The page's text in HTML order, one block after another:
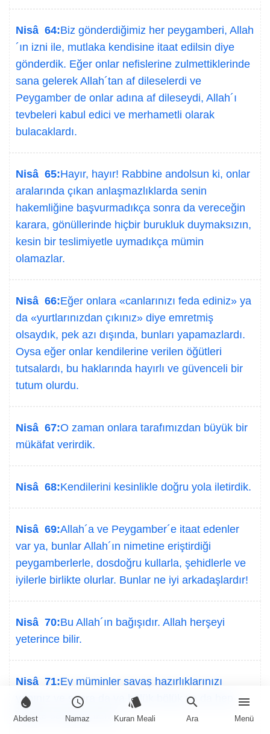
water_drop
Abdest
schedule
Namaz
style
Kuran Meali
search
Ara
menu
Menü
Nisâ 64:Biz gönderdiğimiz her peygamberi, Allah
´ın izni ile, mutlaka kendisine itaat edilsin diye
gönderdik. Eğer onlar nefislerine zulmettiklerinde
sana gelerek Allah´tan af dileselerdi ve
Peygamber de onlar adına af dileseydi, Allah´ı
tevbeleri kabul edici ve merhametli olarak
bulacaklardı.
Nisâ 65:Hayır, hayır! Rabbine andolsun ki, onlar
aralarında çıkan anlaşmazlıklarda senin
hakemliğine başvurmadıkça sonra da vereceğin
karara, gönüllerinde hiçbir burukluk duymaksızın,
kesin bir teslimiyetle uymadıkça mümin
olamazlar.
Nisâ 66:Eğer onlara «canlarınızı feda ediniz» ya
da «yurtlarınızdan çıkınız» diye emretmiş
olsaydık, pek azı dışında, bunları yapamazlardı.
Oysa eğer onlar kendilerine verilen öğütleri
tutsalardı, bu haklarında hayırlı ve güvenceli bir
tutum olurdu.
Nisâ 67:O zaman onlara tarafımızdan büyük bir
mükäfat verirdik.
Nisâ 68:Kendilerini kesinlikle doğru yola iletirdik.
Nisâ 69:Allah´a ve Peygamber´e itaat edenler
var ya, bunlar Allah´ın nimetine eriştirdiği
peygamberlerle, dosdoğru kullarla, şehidlerle ve
iyilerle birlikte olurlar. Bunlar ne iyi arkadaşlardır!
Nisâ 70:Bu Allah´ın bağışıdır. Allah herşeyi
yeterince bilir.
Nisâ 71:Ey müminler savaş hazırlıklarınızı
yapınız ve sonra da ya bölük bölük ya da hep
birlikte savaşa çıkınız.